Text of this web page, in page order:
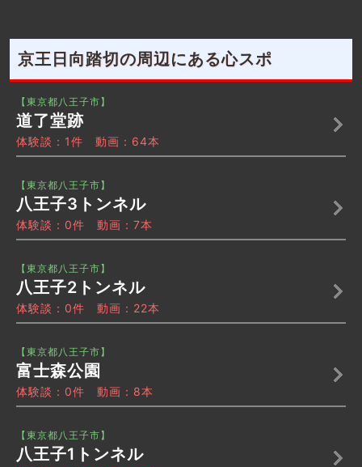
京王日向踏切の周辺にある心スポ
【東京都八王子市】
道了堂跡
体験談：1件 動画：64本
【東京都八王子市】
八王子3トンネル
体験談：0件 動画：7本
【東京都八王子市】
八王子2トンネル
体験談：0件 動画：22本
【東京都八王子市】
富士森公園
体験談：0件 動画：8本
【東京都八王子市】
八王子1トンネル